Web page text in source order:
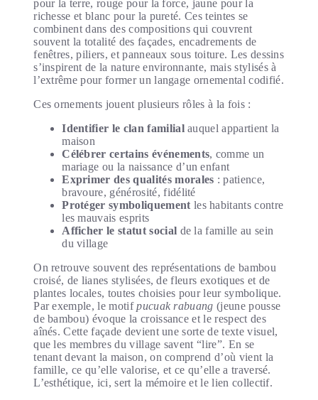
pour la terre, rouge pour la force, jaune pour la
richesse et blanc pour la pureté. Ces teintes se
combinent dans des compositions qui couvrent
souvent la totalité des façades, encadrements de
fenêtres, piliers, et panneaux sous toiture. Les dessins
s’inspirent de la nature environnante, mais stylisés à
l’extrême pour former un langage ornemental codifié.
Ces ornements jouent plusieurs rôles à la fois :
Identifier le clan familialauquel appartient la
maison
Célébrer certains événements, comme un
mariage ou la naissance d’un enfant
Exprimer des qualités morales : patience,
bravoure, générosité, fidélité
Protéger symboliquement les habitants contre
les mauvais esprits
Afficher le statut social de la famille au sein
du village
On retrouve souvent des représentations de bambou
croisé, de lianes stylisées, de fleurs exotiques et de
plantes locales, toutes choisies pour leur symbolique.
Par exemple, le motifpucuak rabuang (jeune pousse
de bambou) évoque la croissance et le respect des
aînés. Cette façade devient une sorte de texte visuel,
que les membres du village savent “lire”. En se
tenant devant la maison, on comprend d’où vient la
famille, ce qu’elle valorise, et ce qu’elle a traversé.
L’esthétique, ici, sert la mémoire et le lien collectif.